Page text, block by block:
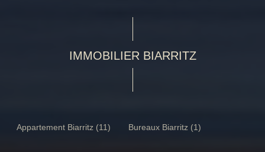
IMMOBILIER BIARRITZ
Appartement Biarritz (11) Bureaux Biarritz (1)